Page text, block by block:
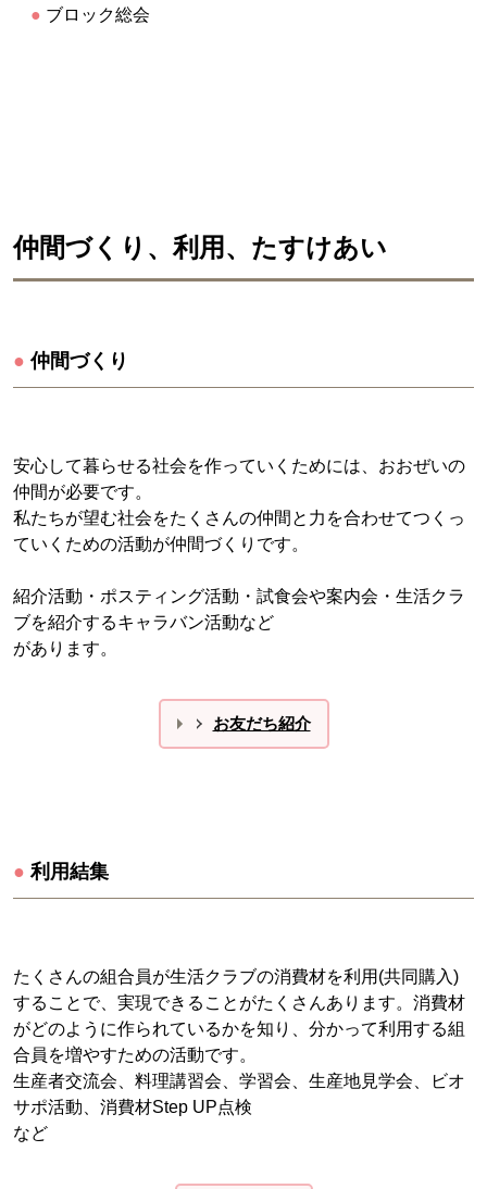
● ブロック総会
仲間づくり、利用、たすけあい
● 仲間づくり
安心して暮らせる社会を作っていくためには、おおぜいの
仲間が必要です。
私たちが望む社会をたくさんの仲間と力を合わせてつくっ
ていくための活動が仲間づくりです。
紹介活動・ポスティング活動・試食会や案内会・生活クラ
ブを紹介するキャラバン活動など
があります。
お友だち紹介
● 利用結集
たくさんの組合員が生活クラブの消費材を利用(共同購入)
することで、実現できることがたくさんあります。消費材
がどのように作られているかを知り、分かって利用する組
合員を増やすための活動です。
生産者交流会、料理講習会、学習会、生産地見学会、ビオ
サポ活動、消費材Step UP点検
など